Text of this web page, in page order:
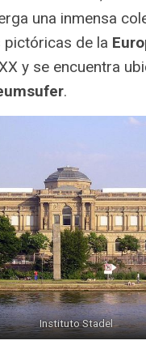
una inmensa
pictóricas de la
y se encuentra
.
Instituto Stadel